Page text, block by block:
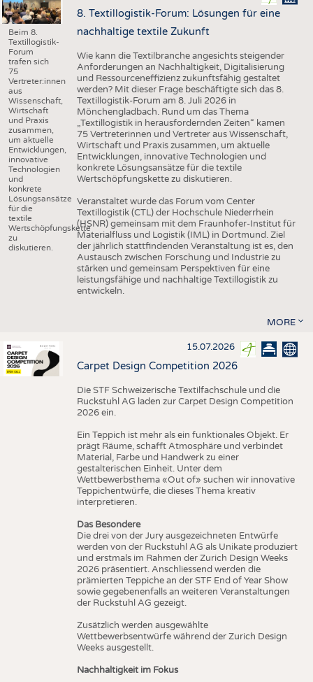
Beim 8.
Textillogistik-
Forum
trafen sich
75
Vertreter:innen
aus
Wissenschaft,
Wirtschaft
und Praxis
zusammen,
um aktuelle
Entwicklungen,
innovative
Technologien
und
konkrete
Lösungsansätze
für die
textile
Wertschöpfungskette
zu
diskutieren.
8. Textillogistik-Forum: Lösungen für eine
nachhaltige textile Zukunft
Wie kann die Textilbranche angesichts steigender
Anforderungen an Nachhaltigkeit, Digitalisierung
und Ressourceneffizienz zukunftsfähig gestaltet
werden? Mit dieser Frage beschäftigte sich das 8.
Textillogistik-Forum am 8. Juli 2026 in
Mönchengladbach. Rund um das Thema
„Textillogistik in herausfordernden Zeiten“ kamen
75 Vertreterinnen und Vertreter aus Wissenschaft,
Wirtschaft und Praxis zusammen, um aktuelle
Entwicklungen, innovative Technologien und
konkrete Lösungsansätze für die textile
Wertschöpfungskette zu diskutieren.
Veranstaltet wurde das Forum vom Center
Textillogistik (CTL) der Hochschule Niederrhein
(HSNR) gemeinsam mit dem Fraunhofer-Institut für
Materialfluss und Logistik (IML) in Dortmund. Ziel
der jährlich stattfindenden Veranstaltung ist es, den
Austausch zwischen Forschung und Industrie zu
stärken und gemeinsam Perspektiven für eine
leistungsfähige und nachhaltige Textillogistik zu
entwickeln.
MORE
15.07.2026
Carpet Design Competition 2026
Die STF Schweizerische Textilfachschule und die
Ruckstuhl AG laden zur Carpet Design Competition
2026 ein.
Ein Teppich ist mehr als ein funktionales Objekt. Er
prägt Räume, schafft Atmosphäre und verbindet
Material, Farbe und Handwerk zu einer
gestalterischen Einheit. Unter dem
Wettbewerbsthema «Out of» suchen wir innovative
Teppichentwürfe, die dieses Thema kreativ
interpretieren.
Das Besondere
Die drei von der Jury ausgezeichneten Entwürfe
werden von der Ruckstuhl AG als Unikate produziert
und erstmals im Rahmen der Zurich Design Weeks
2026 präsentiert. Anschliessend werden die
prämierten Teppiche an der STF End of Year Show
sowie gegebenenfalls an weiteren Veranstaltungen
der Ruckstuhl AG gezeigt.
Zusätzlich werden ausgewählte
Wettbewerbsentwürfe während der Zurich Design
Weeks ausgestellt.
Nachhaltigkeit im Fokus